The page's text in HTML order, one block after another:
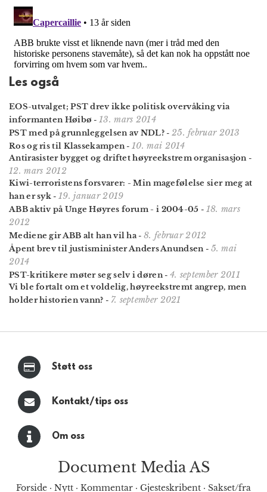
Les også
EOS-utvalget; PST drev ikke politisk overvåking via
informanten Høibø -13. mars 2014
PST med på grunnleggelsen av NDL?- 25. februar 2013
Ros og ris til Klassekampen-10. mai 2014
Antirasister bygget og driftet høyreekstrem organisasjon-
12. mars 2012
Kiwi-terroristens forsvarer: - Min magefølelse sier meg at
han er syk - 19. januar 2019
ABB aktiv på Unge Høyres forum - i 2004-05 - 18. mars
2012
Mediene gir ABB alt han vil ha - 8. februar 2012
Åpent brev til justisminister Anders Anundsen- 5. mai
2014
PST-kritikere møter seg selv i døren- 4. september 2011
Vi ble fortalt om et voldelig, høyreekstremt angrep, men
holder historien vann? - 7. september 2021
Støtt oss
Kontakt/tips oss
Om oss
Document Media AS
Forside · Nytt · Kommentar · Gjesteskribent · Sakset/fra